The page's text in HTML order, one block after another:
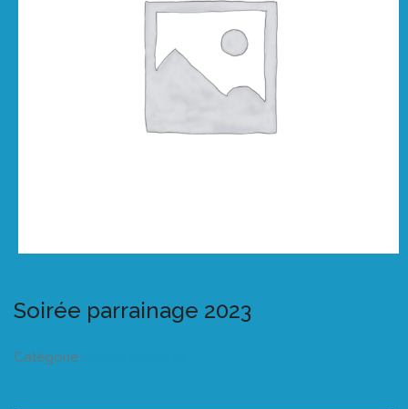
Soirée parrainage 2023
Catégorie :